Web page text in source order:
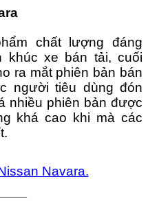
chất lượng đáng
khúc xe bán tải, cuối
ra mắt phiên bản bán
người tiêu dùng đón
nhiều phiên bản được
khá cao khi mà các
Navara.